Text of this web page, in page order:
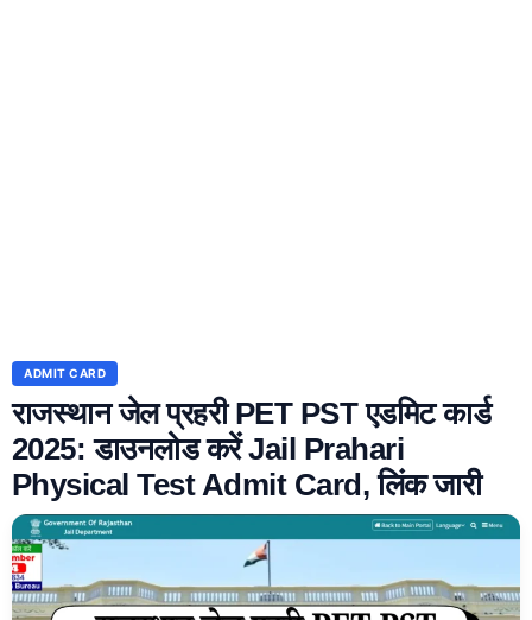
ADMIT CARD
राजस्थान जेल प्रहरी PET PST एडमिट कार्ड
2025: डाउनलोड करें Jail Prahari
Physical Test Admit Card, लिंक जारी